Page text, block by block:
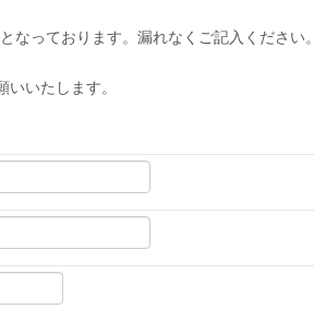
なっております。漏れなくご記入ください。
いたします。